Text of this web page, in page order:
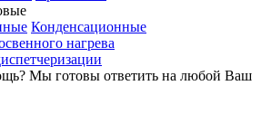
Конденсационные
нагрева
Мы готовы ответить на любой Ваш